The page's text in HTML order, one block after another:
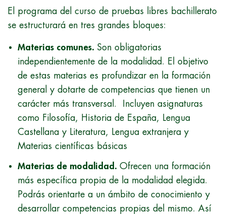
El programa del curso de pruebas libres bachillerato
se estructurará en tres grandes bloques:
Materias comunes. Son obligatorias
independientemente de la modalidad. El objetivo
de estas materias es profundizar en la formación
general y dotarte de competencias que tienen un
carácter más transversal. Incluyen asignaturas
como Filosofía, Historia de España, Lengua
Castellana y Literatura, Lengua extranjera y
Materias científicas básicas
Materias de modalidad. Ofrecen una formación
más específica propia de la modalidad elegida.
Podrás orientarte a un ámbito de conocimiento y
desarrollar competencias propias del mismo. Así